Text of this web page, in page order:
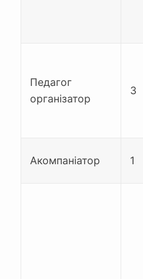
Педагог
організатор
3
Акомпаніатор 1